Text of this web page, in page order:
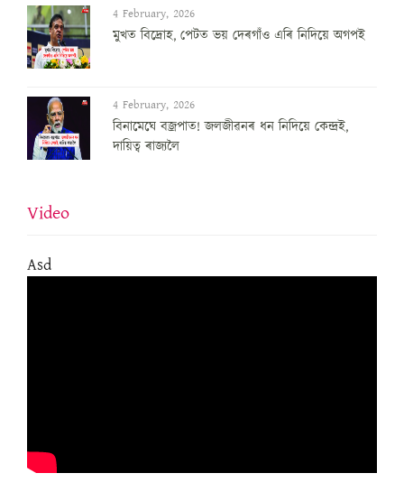
4 February, 2026
মুখত বিদ্ৰোহ, পেটত ভয় দেৰগাঁও এৰি নিদিয়ে অগপই
4 February, 2026
বিনামেঘে বজ্ৰপাত! জলজীৱনৰ ধন নিদিয়ে কেন্দ্ৰই,
দায়িত্ব ৰাজ্যলৈ
Video
Asd